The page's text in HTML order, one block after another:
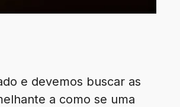
e devemos buscar as
a como se uma